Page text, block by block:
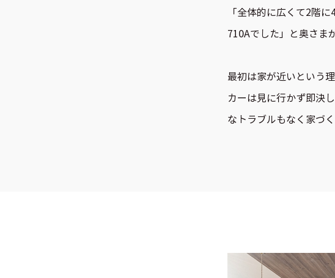
「全体的に広くて2階
710Aでした」と奥さま
最初は家が近いという
カーは見に行かず即決
なトラブルもなく家づ